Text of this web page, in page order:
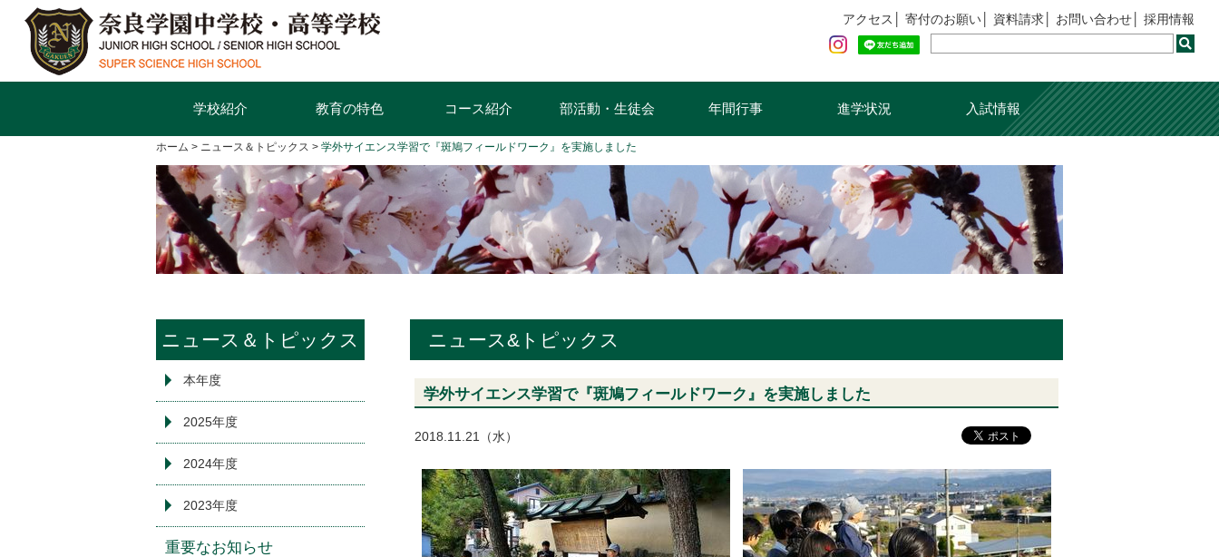
アクセス 寄付のお願い 資料請求 お問い合わせ 採用情報
学校紹介 教育の特色 コース紹介 部活動・生徒会 年間行事 進学状況 入試情報
ホーム ニュース＆トピックス 学外サイエンス学習で『斑鳩フィールドワーク』を実施しました
ニュース＆トピックス
本年度
2025年度
2024年度
2023年度
重要なお知らせ
ニュース&トピックス
学外サイエンス学習で『斑鳩フィールドワーク』を実施しました
2018.11.21（水）